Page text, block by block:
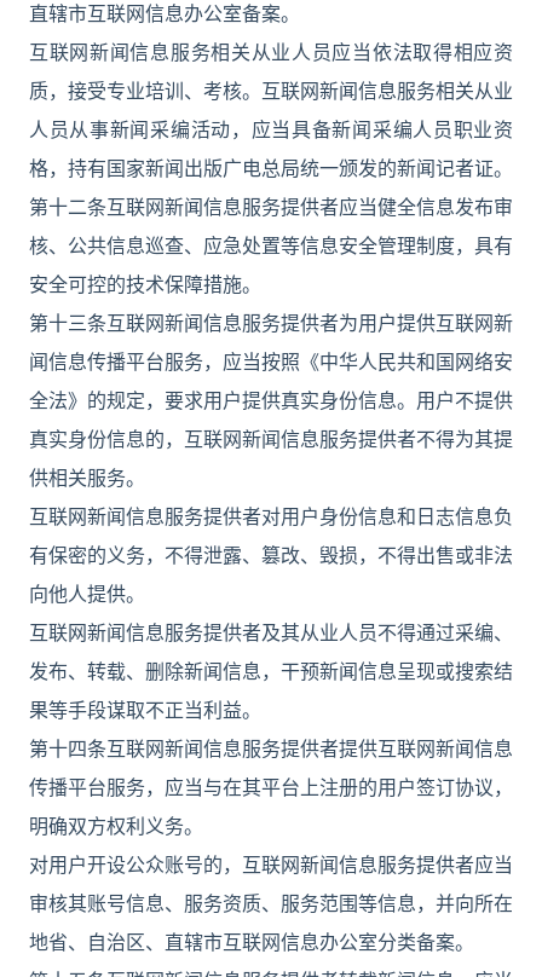
直辖市互联网信息办公室备案。
互联网新闻信息服务相关从业人员应当依法取得相应资
质，接受专业培训、考核。互联网新闻信息服务相关从业
人员从事新闻采编活动，应当具备新闻采编人员职业资
格，持有国家新闻出版广电总局统一颁发的新闻记者证。
第十二条互联网新闻信息服务提供者应当健全信息发布审
核、公共信息巡查、应急处置等信息安全管理制度，具有
安全可控的技术保障措施。
第十三条互联网新闻信息服务提供者为用户提供互联网新
闻信息传播平台服务，应当按照《中华人民共和国网络安
全法》的规定，要求用户提供真实身份信息。用户不提供
真实身份信息的，互联网新闻信息服务提供者不得为其提
供相关服务。
互联网新闻信息服务提供者对用户身份信息和日志信息负
有保密的义务，不得泄露、篡改、毁损，不得出售或非法
向他人提供。
互联网新闻信息服务提供者及其从业人员不得通过采编、
发布、转载、删除新闻信息，干预新闻信息呈现或搜索结
果等手段谋取不正当利益。
第十四条互联网新闻信息服务提供者提供互联网新闻信息
传播平台服务，应当与在其平台上注册的用户签订协议，
明确双方权利义务。
对用户开设公众账号的，互联网新闻信息服务提供者应当
审核其账号信息、服务资质、服务范围等信息，并向所在
地省、自治区、直辖市互联网信息办公室分类备案。